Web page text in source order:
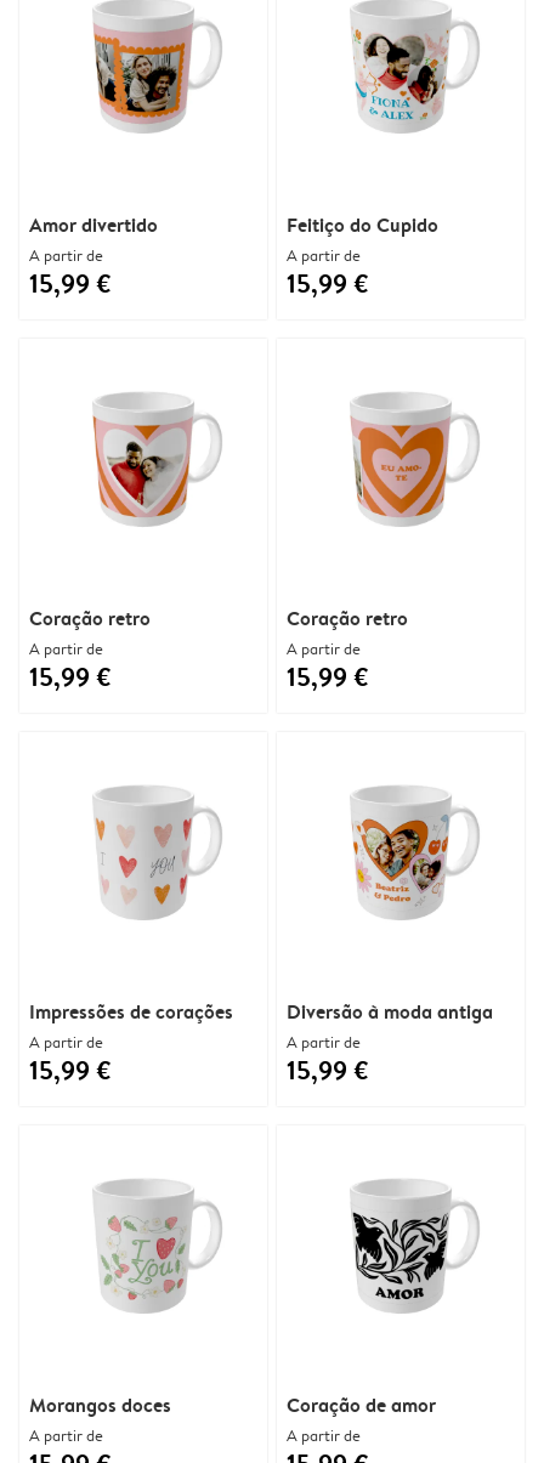
Feitiço do Cupido
A partir de
15,99 €
Diversão à moda antiga
A partir de
15,99 €
Morangos doces
A partir de
Coração retro
A partir de
15,99 €
Coração retro
A partir de
15,99 €
Amor divertido
A partir de
15,99 €
Impressões de corações
A partir de
15,99 €
Coração de amor
A partir de